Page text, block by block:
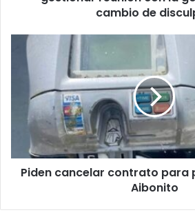
cambio
disculpas
cambio de
Piden
cancelar
contrato
parquímetros
Aibonito
Piden cancelar contrato para
Aibonito